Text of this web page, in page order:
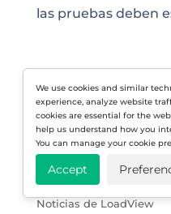
las pruebas deben
Inicio Blog
Categorías del
Prueba de API
Noticias de LoadView
We use cookies and similar
experience, analyze website
cookies are essential for the
help us understand how you
You can manage your cookie
Accept